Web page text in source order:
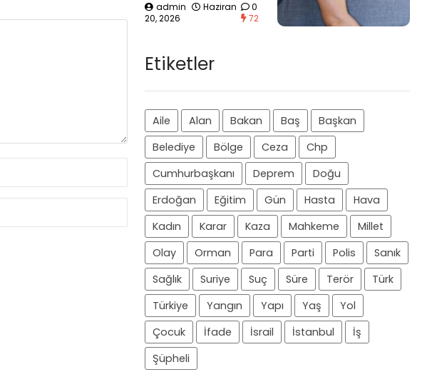
admin
Haziran
20, 2026
0
72
Etiketler
Aile Alan Bakan Baş
Başkan
Belediye
Bölge Ceza
Chp
Cumhurbaşkanı
Deprem
Doğu
Erdoğan
Eğitim Gün Hasta
Hava
Kadın
Karar Kaza Mahkeme
Millet
Olay
Orman Para Parti Polis
Sanık
Sağlık
Suriye Suç Süre Terör
Türk
Türkiye
Yangın Yapı Yaş
Yol
Çocuk
İfade İsrail İstanbul
İş
Şüpheli